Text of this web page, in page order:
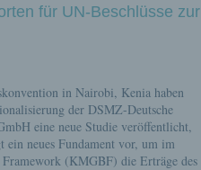
für UN-Beschlüsse zur
in Nairobi, Kenia haben
der DSMZ-Deutsche
eine neue Studie veröffentlicht,
neues Fundament vor, um im
(KMGBF) die Erträge des